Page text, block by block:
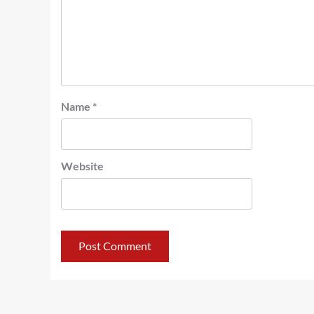
Name *
Website